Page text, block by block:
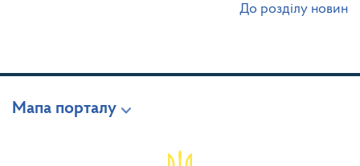
До розділу новин
Мапа порталу